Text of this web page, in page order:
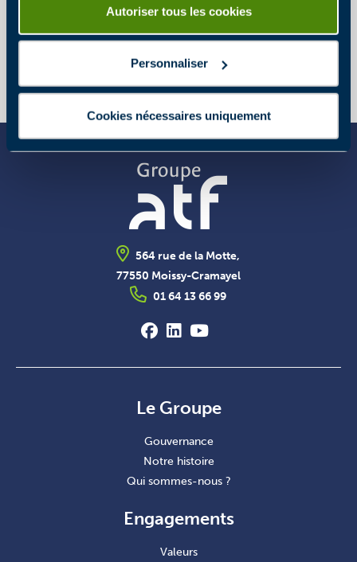
Autoriser tous les cookies
Personnaliser
Cookies nécessaires uniquement
ILS NOUS FONT CONFIANCE
564 rue de la Motte,
77550 Moissy-Cramayel
01 64 13 66 99
Le Groupe
Gouvernance
Notre histoire
Qui sommes-nous ?
Engagements
Valeurs